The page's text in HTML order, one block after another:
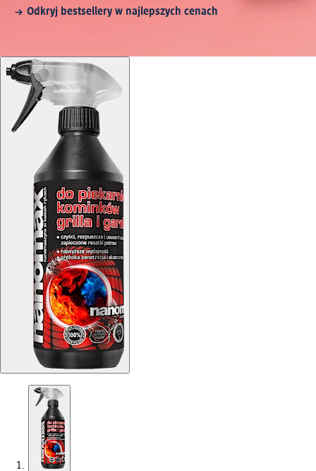
Odkryj bestsellery w najlepszych cenach